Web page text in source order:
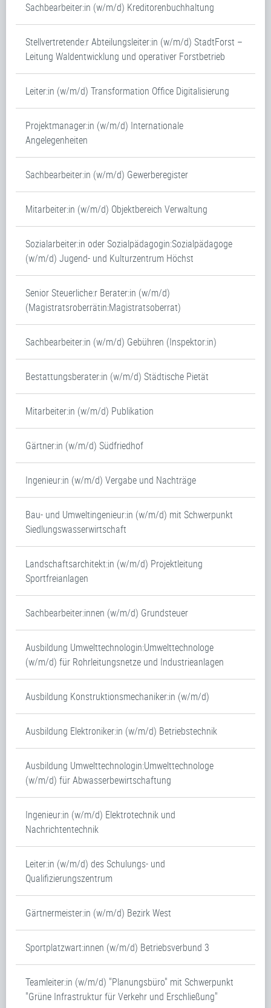
Sachbearbeiter:in (w/m/d) Kreditorenbuchhaltung
Stellvertretende:r Abteilungsleiter:in (w/m/d) StadtForst –
Leitung Waldentwicklung und operativer Forstbetrieb
Leiter:in (w/m/d) Transformation Office Digitalisierung
Projektmanager:in (w/m/d) Internationale
Angelegenheiten
Sachbearbeiter:in (w/m/d) Gewerberegister
Mitarbeiter:in (w/m/d) Objektbereich Verwaltung
Sozialarbeiter:in oder Sozialpädagogin:Sozialpädagoge
(w/m/d) Jugend- und Kulturzentrum Höchst
Senior Steuerliche:r Berater:in (w/m/d)
(Magistratsroberrätin:Magistratsoberrat)
Sachbearbeiter:in (w/m/d) Gebühren (Inspektor:in)
Bestattungsberater:in (w/m/d) Städtische Pietät
Mitarbeiter:in (w/m/d) Publikation
Gärtner:in (w/m/d) Südfriedhof
Ingenieur:in (w/m/d) Vergabe und Nachträge
Bau- und Umweltingenieur:in (w/m/d) mit Schwerpunkt
Siedlungswasserwirtschaft
Landschaftsarchitekt:in (w/m/d) Projektleitung
Sportfreianlagen
Sachbearbeiter:innen (w/m/d) Grundsteuer
Ausbildung Umwelttechnologin:Umwelttechnologe
(w/m/d) für Rohrleitungsnetze und Industrieanlagen
Ausbildung Konstruktionsmechaniker:in (w/m/d)
Ausbildung Elektroniker:in (w/m/d) Betriebstechnik
Ausbildung Umwelttechnologin:Umwelttechnologe
(w/m/d) für Abwasserbewirtschaftung
Ingenieur:in (w/m/d) Elektrotechnik und
Nachrichtentechnik
Leiter:in (w/m/d) des Schulungs- und
Qualifizierungszentrum
Gärtnermeister:in (w/m/d) Bezirk West
Sportplatzwart:innen (w/m/d) Betriebsverbund 3
Teamleiter:in (w/m/d) "Planungsbüro" mit Schwerpunkt
"Grüne Infrastruktur für Verkehr und Erschließung"